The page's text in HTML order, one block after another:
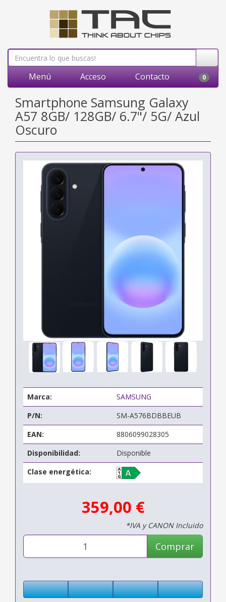
Menú Acceso Contacto 0
Smartphone Samsung Galaxy
A57 8GB/ 128GB/ 6.7"/ 5G/ Azul
Oscuro
Marca:
SAMSUNG
P/N:
SM-A576BDBBEUB
EAN:
8806099028305
Disponibilidad:
Disponible
Clase energética:
359,00 €
*IVA y CANON Incluido
Comprar